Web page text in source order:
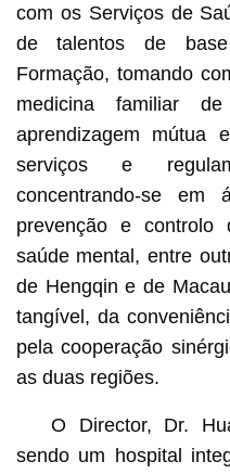
com os Serviços de
de talentos de
Formação, tomando
medicina familiar
aprendizagem mútua
serviços e
concentrando-se em
prevenção e
saúde mental, entre
de Hengqin e de
tangível, da
pela cooperação
as duas regiões.
O Director, Dr.
sendo um hospital